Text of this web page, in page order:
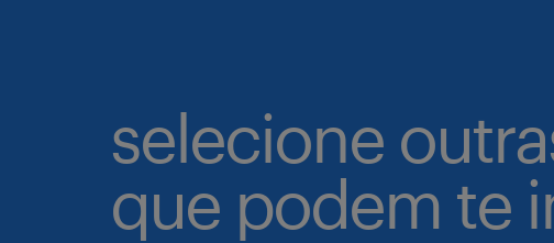
selecione
que podem te